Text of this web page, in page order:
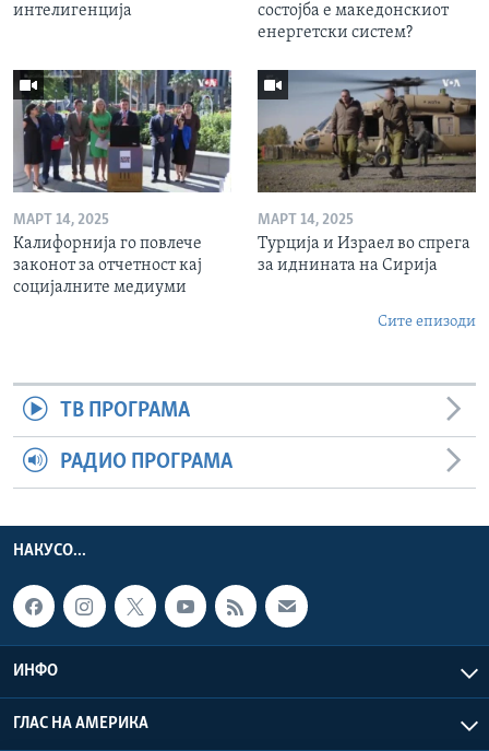
интелигенција
состојба е македонскиот
енергетски систем?
МАРТ 14, 2025
Калифорнија го повлече
законот за отчетност кај
социјалните медиуми
МАРТ 14, 2025
Турција и Израел во спрега
за иднината на Сирија
Сите епизоди
ТВ ПРОГРАМА
РАДИО ПРОГРАМА
НАКУСО...
ИНФО
ГЛАС НА АМЕРИКА